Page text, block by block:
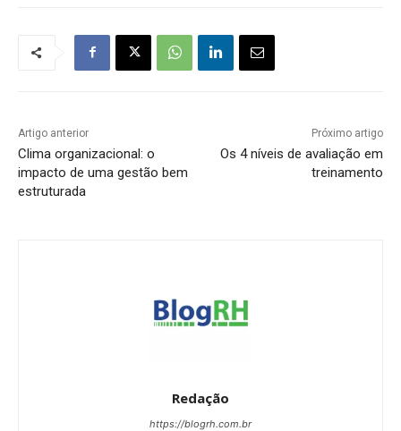
Artigo anterior
Clima organizacional: o
impacto de uma gestão bem
estruturada
Próximo artigo
Os 4 níveis de avaliação em
treinamento
Redação
https://blogrh.com.br